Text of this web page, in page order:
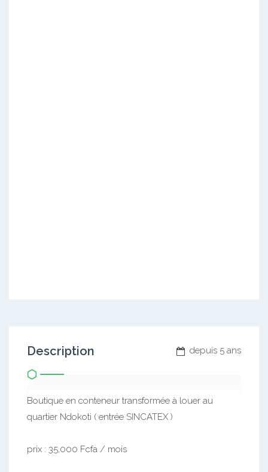
depuis 5 ans
Description
Boutique en conteneur transformée à louer au
quartier Ndokoti ( entrée SINCATEX )
prix : 35,000 Fcfa / mois